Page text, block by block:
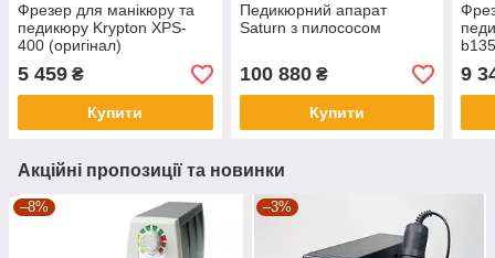
Фрезер для манікюру та
педикюру Krypton XPS-
400 (оригінал)
5 459 ₴
Купити
Педикюрний апарат
Saturn з пилососом
100 880₴
Купити
9
Акційні пропозиції та новинки
–8% –3%